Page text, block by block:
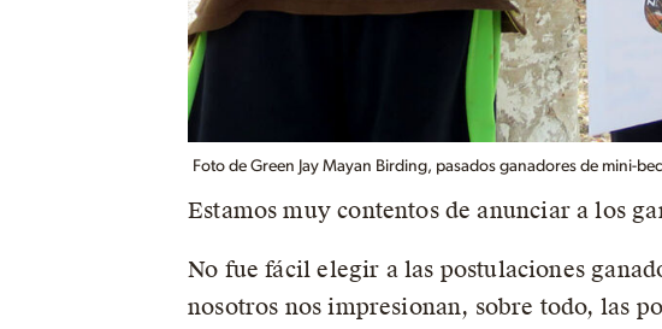
Foto de Green Jay Mayan Birding, pasados ganadores de mini-
Estamos muy contentos de anunciar a los
No fue fácil elegir a las postulaciones
nosotros nos impresionan, sobre todo, las